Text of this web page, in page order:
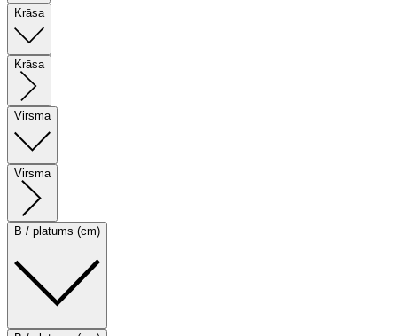
Krāsa
Krāsa
Virsma
Virsma
B / platums (cm)